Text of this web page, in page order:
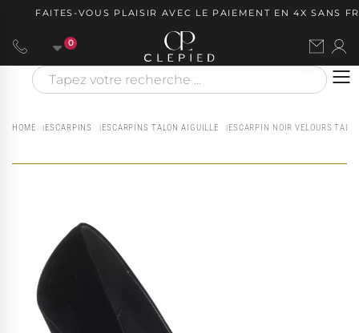
FAITES-VOUS PLAISIR AVEC LE PAIEMENT EN 4X SANS
0
HOME ESCARPINS ESCARPINS TALON AIGUILLE